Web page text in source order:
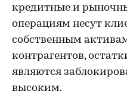
кредитные и
операциям несут
собственным
контрагентов,
являются
высоким.